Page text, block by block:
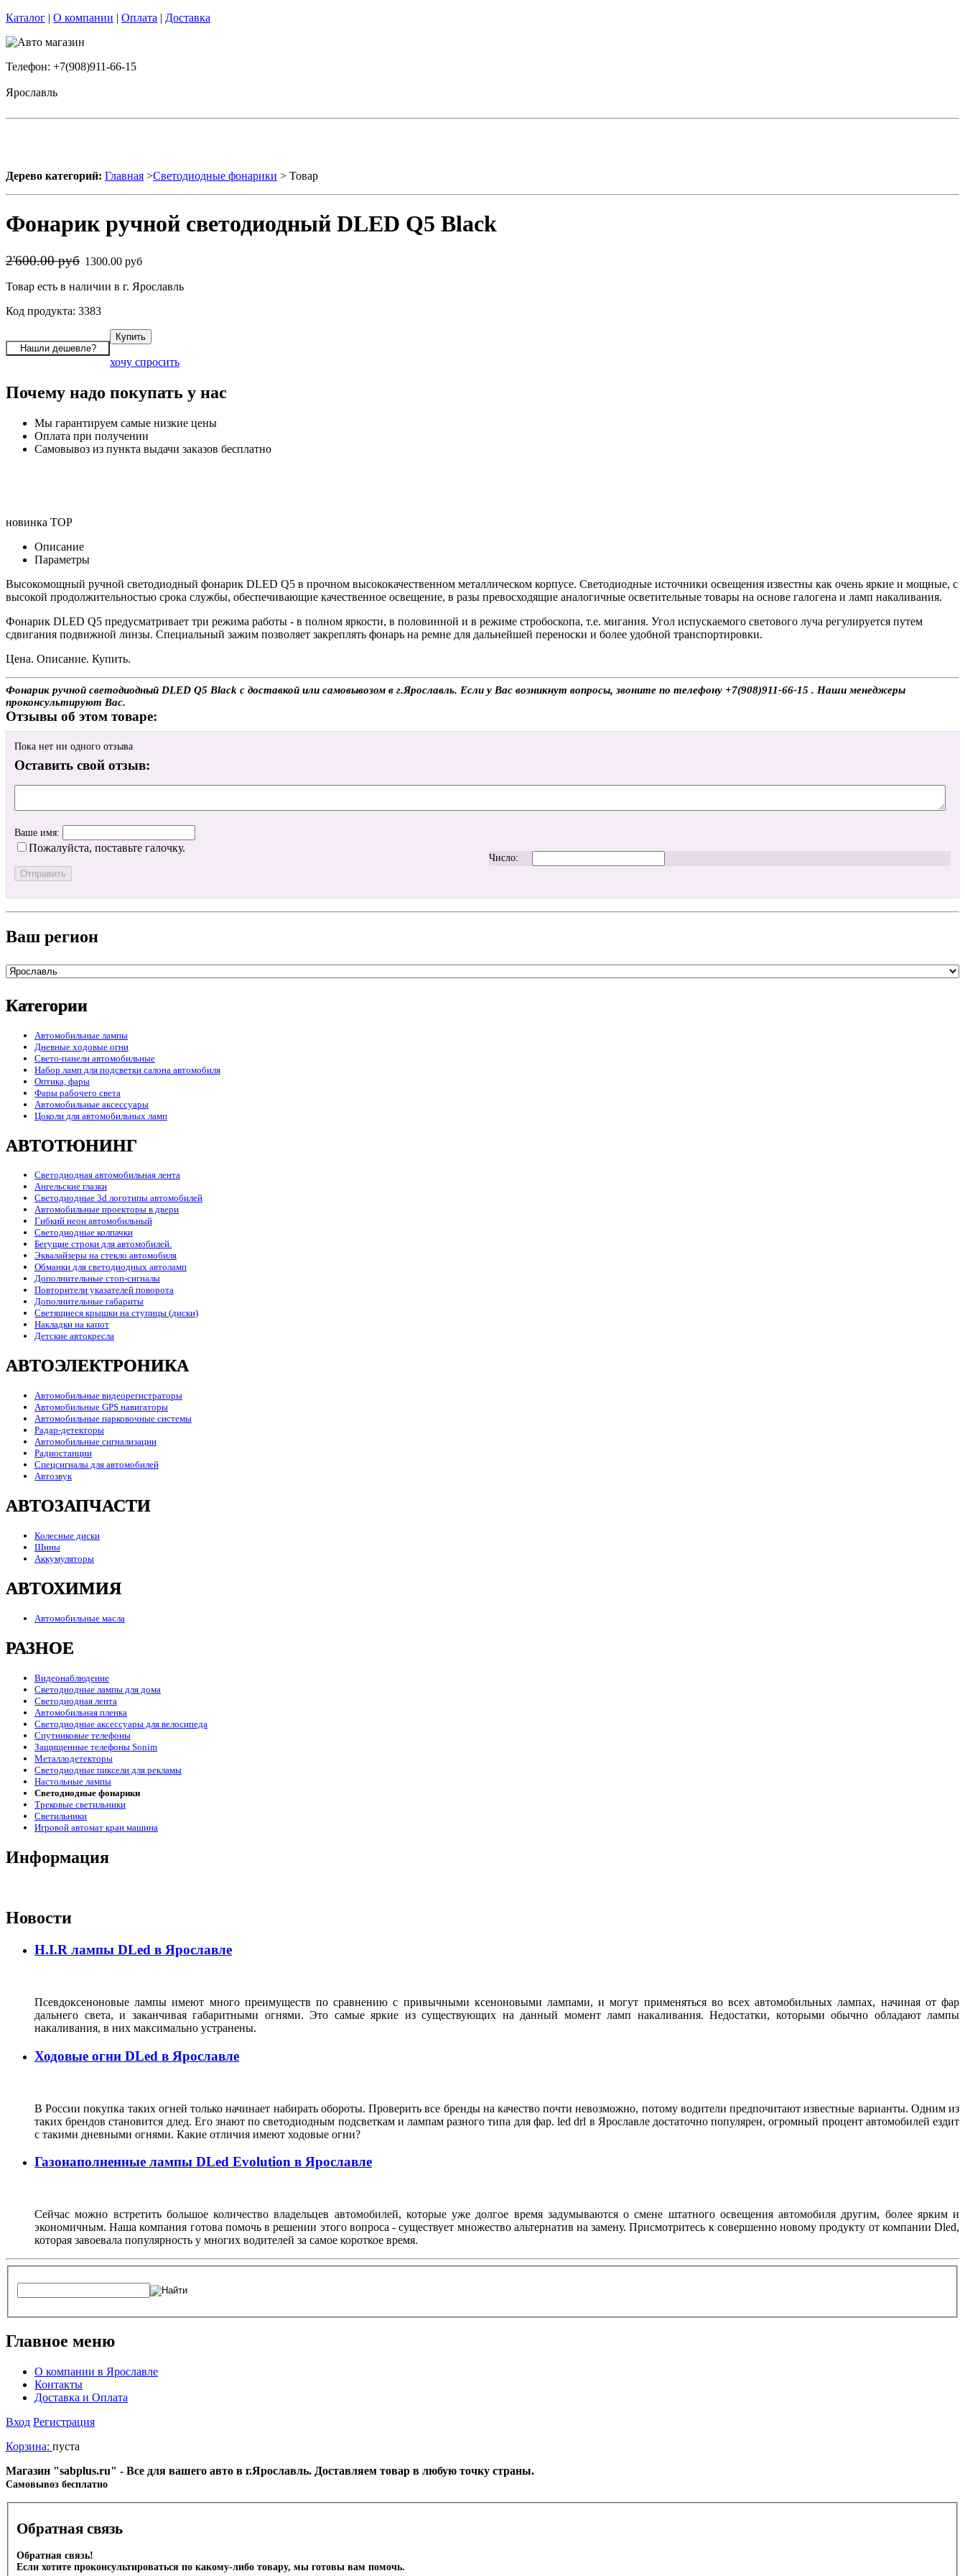
Каталог | О компании | Оплата | Доставка
Телефон: +7(908)911-66-15
Ярославль
Дерево категорий: Главная >Светодиодные фонарики > Товар
Фонарик ручной светодиодный DLED Q5 Black
2'600.00 руб 1300.00 руб
Товар есть в наличии в г. Ярославль
Код продукта: 3383
хочу спросить
Почему надо покупать у нас
Мы гарантируем самые низкие цены
Оплата при получении
Самовывоз из пункта выдачи заказов бесплатно
новинка TOP
Описание
Параметры
Высокомощный ручной светодиодный фонарик DLED Q5 в прочном высококачественном металлическом корпусе. Светодиодные источники освещения известны как очень яркие и мощные, с
высокой продолжительностью срока службы, обеспечивающие качественное освещение, в разы превосходящие аналогичные осветительные товары на основе галогена и ламп накаливания.
Фонарик DLED Q5 предусматривает три режима работы - в полном яркости, в половинной и в режиме стробоскопа, т.е. мигания. Угол испускаемого светового луча регулируется путем
сдвигания подвижной линзы. Специальный зажим позволяет закреплять фонарь на ремне для дальнейшей переноски и более удобной транспортировки.
Цена. Описание. Купить.
Фонарик ручной светодиодный DLED Q5 Black с доставкой или самовывозом в г.Ярославль. Если у Вас возникнут вопросы, звоните по телефону +7(908)911-66-15 . Наши менеджеры
проконсультируют Вас.
Отзывы об этом товаре:
Пока нет ни одного отзыва
Оставить свой отзыв:
Ваше имя:
Пожалуйста, поставьте галочку.
Число:
Ваш регион
Категории
Автомобильные лампы
Дневные ходовые огни
Свето-панели автомобильные
Набор ламп для подсветки салона автомобиля
Оптика, фары
Фары рабочего света
Автомобильные аксессуары
Цоколи для автомобильных ламп
АВТОТЮНИНГ
Светодиодная автомобильная лента
Ангельские глазки
Светодиодные 3d логотипы автомобилей
Автомобильные проекторы в двери
Гибкий неон автомобильный
Светодиодные колпачки
Бегущие строки для автомобилей.
Эквалайзеры на стекло автомобиля
Обманки для светодиодных автоламп
Дополнительные стоп-сигналы
Повторители указателей поворота
Дополнительные габариты
Светящиеся крышки на ступицы (диски)
Накладки на капот
Детские автокресла
АВТОЭЛЕКТРОНИКА
Автомобильные видеорегистраторы
Автомобильные GPS навигаторы
Автомобильные парковочные системы
Радар-детекторы
Автомобильные сигнализации
Радиостанции
Спецсигналы для автомобилей
Автозвук
АВТОЗАПЧАСТИ
Колесные диски
Шины
Аккумуляторы
АВТОХИМИЯ
Автомобильные масла
РАЗНОЕ
Видеонаблюдение
Светодиодные лампы для дома
Светодиодная лента
Автомобильная пленка
Светодиодные аксессуары для велосипеда
Спутниковые телефоны
Защищенные телефоны Sonim
Металлодетекторы
Светодиодные пиксели для рекламы
Настольные лампы
Светодиодные фонарики
Трековые светильники
Светильники
Игровой автомат кран машина
Информация
Новости
H.I.R лампы DLed в Ярославле
Псевдоксеноновые лампы имеют много преимуществ по сравнению с привычными ксеноновыми лампами, и могут применяться во всех автомобильных лампах, начиная от фар
дальнего света, и заканчивая габаритными огнями. Это самые яркие из существующих на данный момент ламп накаливания. Недостатки, которыми обычно обладают лампы
накаливания, в них максимально устранены.
Ходовые огни DLed в Ярославле
В России покупка таких огней только начинает набирать обороты. Проверить все бренды на качество почти невозможно, потому водители предпочитают известные варианты. Одним из
таких брендов становится длед. Его знают по светодиодным подсветкам и лампам разного типа для фар. led drl в Ярославле достаточно популярен, огромный процент автомобилей ездит
с такими дневными огнями. Какие отличия имеют ходовые огни?
Газонаполненные лампы DLed Evolution в Ярославле
Сейчас можно встретить большое количество владельцев автомобилей, которые уже долгое время задумываются о смене штатного освещения автомобиля другим, более ярким и
экономичным. Наша компания готова помочь в решении этого вопроса - существует множество альтернатив на замену. Присмотритесь к совершенно новому продукту от компании Dled,
которая завоевала популярность у многих водителей за самое короткое время.
Главное меню
О компании в Ярославле
Контакты
Доставка и Оплата
Вход Регистрация
Корзина: пуста
Магазин "sabplus.ru" - Все для вашего авто в г.Ярославль. Доставляем товар в любую точку страны.
Cамовывоз бесплатно
Обратная связь
Обратная связь!
Если хотите проконсультироваться по какому-либо товару, мы готовы вам помочь.